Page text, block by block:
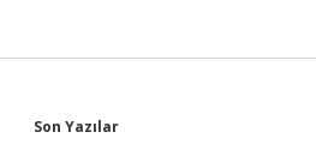
Sidebar
Son Yazılar